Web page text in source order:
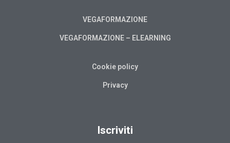
VEGAFORMAZIONE
VEGAFORMAZIONE – ELEARNING
Cookie policy
Privacy
Iscriviti